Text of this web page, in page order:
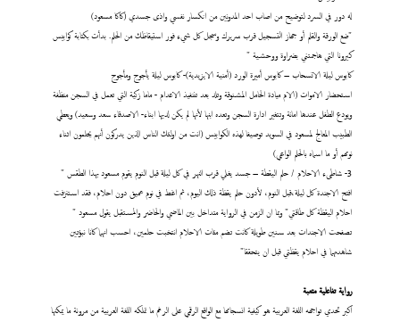
له دور في السرد لتوضيح من اصاب احد المدونين من انكسار نفسي واذى جسدي (كاكا مسعود)
"ضع الورقة والقلم أو جهاز التسجيل قرب سريرك وسجل كل شيء فور استيقاظك من الحلم. بدأت بكتابة كوابيس
كيرونا التي هاجمتني بضراوة ووحشية "
كابوس ليلة الانسحاب – كابوس أميرة الورد (أمنية الايزيدية)- كابوس ليلة يأجوج ومأجوج
استحضار الاموات (الام ميادة الحامل المشنوقة وتلد بعد تننفيذ الاعدام - ماما زكية التي تعمل في السجن منظفة
ويودع الطفل عندها امانة وتتغير ادارة السجن وتعده ابنها لأنها لم يكن لديها ابناء- الاصدقاء سعد وسعيد) ويعطي
الطبيب المعالج لمسعود في السويد توصيفا لهذه الكوابيس (انت من اولئك الناس الذين يدركون أنهم يحلمون اثناء
نومهم أو ما اسماه بالحلم الواعي)
3- شاطىء الاحلام / حلم اليقطة – جسد يغلي قرب النهر في كل ليلة قبل النوم يقوم مسعود بهذا الطقس "
افتح الاجندة كل ليلة،قبل النوم، لأدون حلم يقظة ذلك اليوم، ثم اغط في نوم عميق دون احلام، فقد استنزفت
احلام اليقظة كل طاقتي" وبما ان الزمن في الرواية متداخل بين الماضي والحاضر والمستقبل يقول مسعود "
تصفحت الاجندات بعد سنين طويلة كانت تضم مئات الاحلام انتخبت حلمين، احسب انهما كانا نبؤتين
شاهدتهما في احلام يقظتي قبل ان يتحققا"
رواية تفاعلية متعبة
اكبر تحدي تواجهه اللغة العربية هو كيفية انسجامها مع الواقع الرقمي على الرغم ما تملكه اللغة العربية من مرونة ما يمكنها